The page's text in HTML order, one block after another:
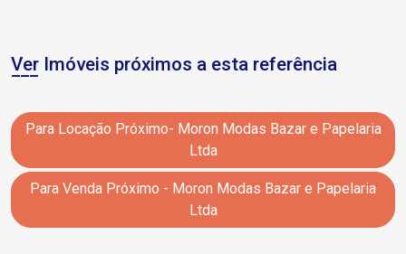
Ver Imóveis próximos a esta referência
Para Locação Próximo- Moron Modas Bazar e Papelaria
Ltda
Para Venda Próximo - Moron Modas Bazar e Papelaria
Ltda